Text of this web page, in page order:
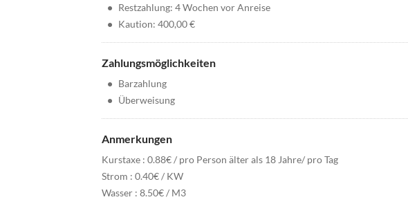
• Restzahlung: 4 Wochen vor Anreise
• Kaution: 400,00 €
Zahlungsmöglichkeiten
• Barzahlung
• Überweisung
Anmerkungen
Kurstaxe : 0.88€ / pro Person älter als 18 Jahre/ pro Tag
Strom : 0.40€ / KW
Wasser : 8.50€ / M3